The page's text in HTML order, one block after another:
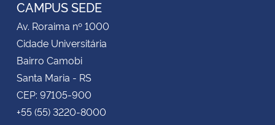
Secretaria-Geral
Secretaria de Governo
Gabinete de Segurança Institucional
CAMPUS SEDE
Av. Roraima nº 1000
Cidade Universitária
Bairro Camobi
Santa Maria - RS
CEP: 97105-900
+55 (55) 3220-8000